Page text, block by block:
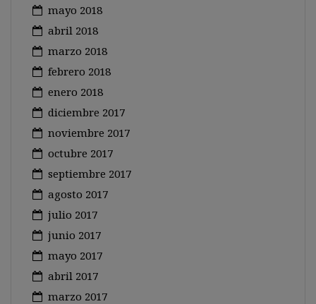
mayo 2018
abril 2018
marzo 2018
febrero 2018
enero 2018
diciembre 2017
noviembre 2017
octubre 2017
septiembre 2017
agosto 2017
julio 2017
junio 2017
mayo 2017
abril 2017
marzo 2017